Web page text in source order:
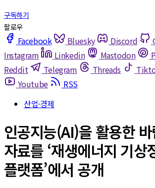
Facebook Bluesky Discord
Instagram
Linkedin Mastodon
Reddit
Telegram Threads
Youtube
RSS
산업·경제
인공지능(AI)을 활용한
자료를 ‘재생에너지 기상
플랫폼’에서 공개